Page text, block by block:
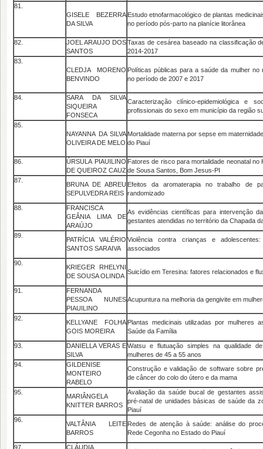
81.
GISELE BEZERRA
DA SILVA
Estudo etnofarmacológico de plantas
no período pós-parto na planície litorânea
82.
JOEL ARAUJO DOS
SANTOS
Taxas de cesárea baseado na classificação
2014-2017
83.
CLEDJA MORENO
BENVINDO
Políticas públicas para a saúde da mulher no
no período de 2007 e 2017
84.
SARA DA SILVA
SIQUEIRA
FONSECA
Caracterização clínico-epidemiológica e
profissionais do sexo em município da região
85.
NAYANNA DA SILVA
OLIVEIRA DE MELO
Mortalidade materna por sepse em
do Piauí
86.
ÚRSULA PIAUILINO
DE QUEIROZ CAUZ
Fatores de risco para mortalidade neonatal no
de Sousa Santos, Bom Jesus-PI
87.
BRUNA DE ABREU
SEPULVEDRA REIS
Efeitos da aromaterapia no trabalho de
randomizado
88.
FRANCISCA
GEÂNIA LIMA DE
ARAÚJO
As evidências científicas para intervenção
gestantes atendidas no território da Chapada
89.
PATRÍCIA VALÉRIO
SANTOS SARAIVA
Violência contra crianças e
associados
90.
KRIEGER RHELYNI
DE SOUSA OLINDA
Suicídio em Teresina: fatores relacionados e
91.
FERNANDA
PESSOA NUNES
PIAUILINO
Acupuntura na melhoria da gengivite em
92.
KELLYANE FOLHA
GOIS MOREIRA
Plantas medicinais utilizadas por mulheres
Saúde da Família
93.
DANIELLA VERAS E
SILVA
Watsu e flutuação simples na qualidade
mulheres de 45 a 55 anos
94.
GILDENISE
MONTEIRO
RABELO
Construção e validação de software sobre
de câncer do colo do útero e da mama
95.
MARIÂNGELA
KNITTER BARROS
Avaliação da saúde bucal de gestantes
pré-natal de unidades básicas de saúde da
Piauí
96.
VALTÂNIA LEITE
BARROS
Redes de atenção à saúde: análise do
Rede Cegonha no Estado do Piauí
97.
CLÁUDIA